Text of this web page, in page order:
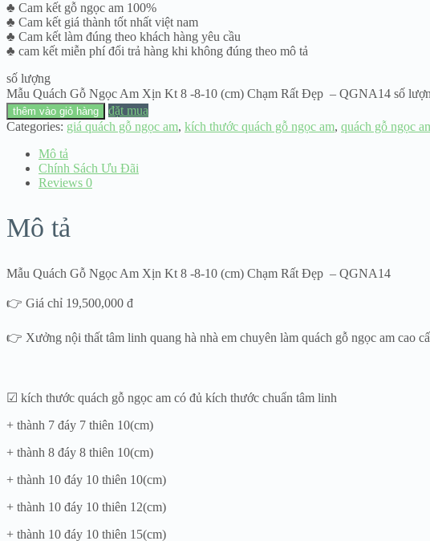
♣ Cam kết gỗ ngọc am 100%
♣ Cam kết giá thành tốt nhất việt nam
♣ Cam kết làm đúng theo khách hàng yêu cầu
♣ cam kết miễn phí đổi trả hàng khi không đúng theo mô tả
số lượng
Mẫu Quách Gỗ Ngọc Am Xịn Kt 8 -8-10 (cm) Chạm Rất Đẹp – QGNA14 số
thêm vào giỏ hàng
đặt mua
Categories: giá quách gỗ ngọc am, kích thước quách gỗ ngọc am, quách gỗ ngọc
Mô tả
Chính Sách Ưu Đãi
Reviews 0
Mô tả
Mẫu Quách Gỗ Ngọc Am Xịn Kt 8 -8-10 (cm) Chạm Rất Đẹp – QGNA14
👉 Giá chỉ 19,500,000 đ
👉 Xưởng nội thất tâm linh quang hà nhà em chuyên làm quách gỗ ngọc am cao
☑ kích thước quách gỗ ngọc am có đủ kích thước chuẩn tâm linh
+ thành 7 đáy 7 thiên 10(cm)
+ thành 8 đáy 8 thiên 10(cm)
+ thành 10 đáy 10 thiên 10(cm)
+ thành 10 đáy 10 thiên 12(cm)
+ thành 10 đáy 10 thiên 15(cm)